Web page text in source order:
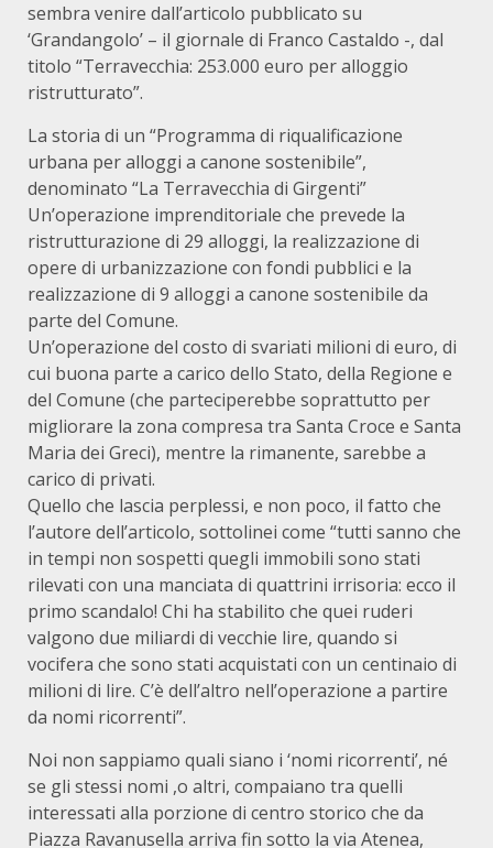
sembra venire dall’articolo pubblicato su
‘Grandangolo’ – il giornale di Franco Castaldo -, dal
titolo “Terravecchia: 253.000 euro per alloggio
ristrutturato”.
La storia di un “Programma di riqualificazione
urbana per alloggi a canone sostenibile”,
denominato “La Terravecchia di Girgenti”
Un’operazione imprenditoriale che prevede la
ristrutturazione di 29 alloggi, la realizzazione di
opere di urbanizzazione con fondi pubblici e la
realizzazione di 9 alloggi a canone sostenibile da
parte del Comune.
Un’operazione del costo di svariati milioni di euro, di
cui buona parte a carico dello Stato, della Regione e
del Comune (che parteciperebbe soprattutto per
migliorare la zona compresa tra Santa Croce e Santa
Maria dei Greci), mentre la rimanente, sarebbe a
carico di privati.
Quello che lascia perplessi, e non poco, il fatto che
l’autore dell’articolo, sottolinei come “tutti sanno che
in tempi non sospetti quegli immobili sono stati
rilevati con una manciata di quattrini irrisoria: ecco il
primo scandalo! Chi ha stabilito che quei ruderi
valgono due miliardi di vecchie lire, quando si
vocifera che sono stati acquistati con un centinaio di
milioni di lire. C’è dell’altro nell’operazione a partire
da nomi ricorrenti”.
Noi non sappiamo quali siano i ‘nomi ricorrenti’, né
se gli stessi nomi ,o altri, compaiano tra quelli
interessati alla porzione di centro storico che da
Piazza Ravanusella arriva fin sotto la via Atenea,